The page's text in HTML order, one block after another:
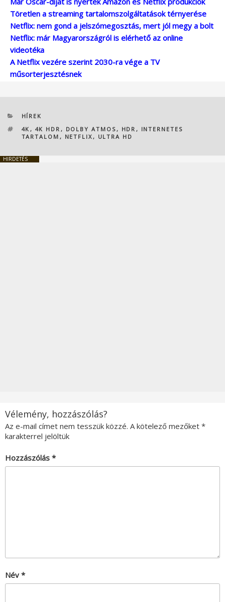
Töretlen a streaming tartalomszolgáltatások térnyerése
Netflix: nem gond a jelszómegosztás, mert jól megy a bolt
Netflix: már Magyarországról is elérhető az online
videotéka
A Netflix vezére szerint 2030-ra vége a TV
műsorterjesztésnek
KATEGÓRIÁK
HÍREK
CÍMKÉK
4K , 4K HDR , DOLBY ATMOS , HDR , INTERNETES
TARTALOM , NETFLIX , ULTRA HD
HIRDETÉS
Vélemény, hozzászólás?
Az e-mail címet nem tesszük közzé. A kötelező mezőket *
karakterrel jelöltük
Hozzászólás *
Név *